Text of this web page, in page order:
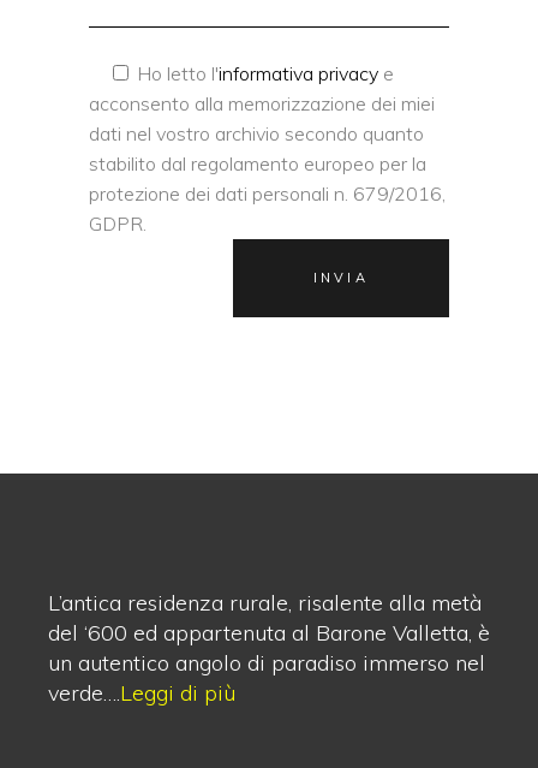
Ho letto l'informativa privacy e
acconsento alla memorizzazione dei miei
dati nel vostro archivio secondo quanto
stabilito dal regolamento europeo per la
protezione dei dati personali n. 679/2016,
GDPR.
L’antica residenza rurale, risalente alla metà
del ‘600 ed appartenuta al Barone Valletta, è
un autentico angolo di paradiso immerso nel
verde….Leggi di più